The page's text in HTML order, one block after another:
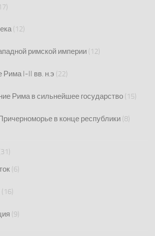
(12)
римской империи (12)
Рима I-II вв. н.э (22)
Рима в сильнейшее государство (15)
в конце республики (8)
(6)
(16)
(9)